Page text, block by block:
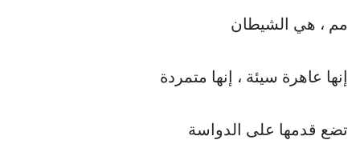
مم ، هي الشيطان
إنها عاهرة سيئة ، إنها متمردة
تضع قدمها على الدواسة